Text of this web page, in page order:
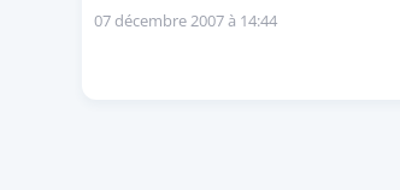
07 décembre 2007 à 14:44